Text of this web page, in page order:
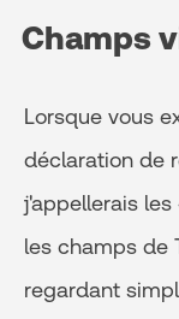
Champs
Lorsque vous
déclaration de
j'appellerais
les champs de
regardant